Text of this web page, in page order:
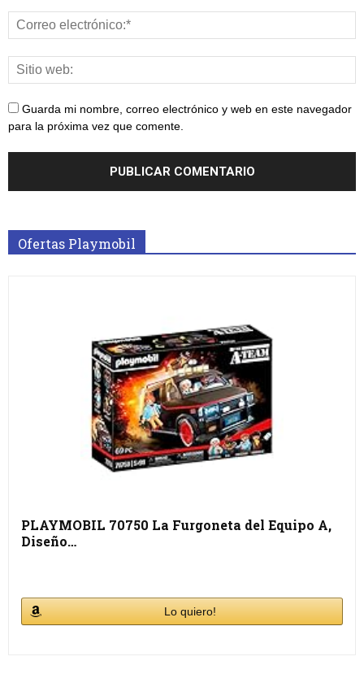
Guarda mi nombre, correo electrónico y web en este navegador
para la próxima vez que comente.
Ofertas Playmobil
PLAYMOBIL 70750 La Furgoneta del Equipo A,
Diseño…
Lo quiero!